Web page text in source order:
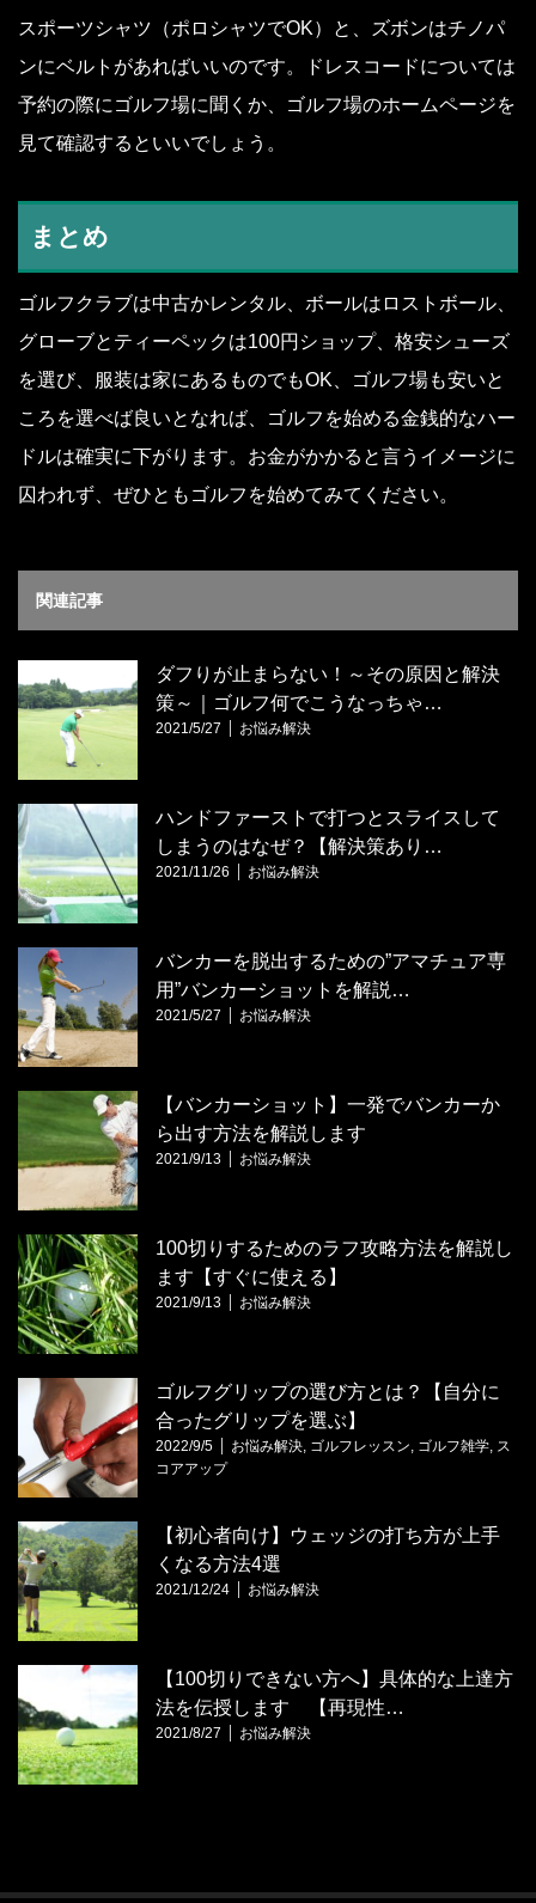
スポーツシャツ（ポロシャツでOK）と、ズボンはチノパ
ンにベルトがあればいいのです。ドレスコードについては
予約の際にゴルフ場に聞くか、ゴルフ場のホームページを
見て確認するといいでしょう。
まとめ
ゴルフクラブは中古かレンタル、ボールはロストボール、
グローブとティーペックは100円ショップ、格安シューズ
を選び、服装は家にあるものでもOK、ゴルフ場も安いと
ころを選べば良いとなれば、ゴルフを始める金銭的なハー
ドルは確実に下がります。お金がかかると言うイメージに
囚われず、ぜひともゴルフを始めてみてください。
関連記事
ダフりが止まらない！～その原因と解決
策～｜ゴルフ何でこうなっちゃ…
2021/5/27 お悩み解決
ハンドファーストで打つとスライスして
しまうのはなぜ？【解決策あり…
2021/11/26 お悩み解決
バンカーを脱出するための”アマチュア専
用”バンカーショットを解説…
2021/5/27 お悩み解決
【バンカーショット】一発でバンカーか
ら出す方法を解説します
2021/9/13 お悩み解決
100切りするためのラフ攻略方法を解説し
ます【すぐに使える】
2021/9/13 お悩み解決
ゴルフグリップの選び方とは？【自分に
合ったグリップを選ぶ】
2022/9/5 お悩み解決 ゴルフレッスン ゴルフ雑学 ス
コアアップ
【初心者向け】ウェッジの打ち方が上手
くなる方法4選
2021/12/24 お悩み解決
【100切りできない方へ】具体的な上達方
法を伝授します 【再現性…
2021/8/27 お悩み解決